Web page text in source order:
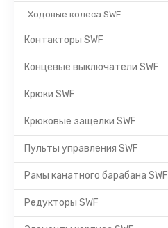
Ходовые колеса SWF
Контакторы SWF
Концевые выключатели SWF
Крюки SWF
Крюковые защелки SWF
Пульты управления SWF
Рамы канатного барабана SWF
Редукторы SWF